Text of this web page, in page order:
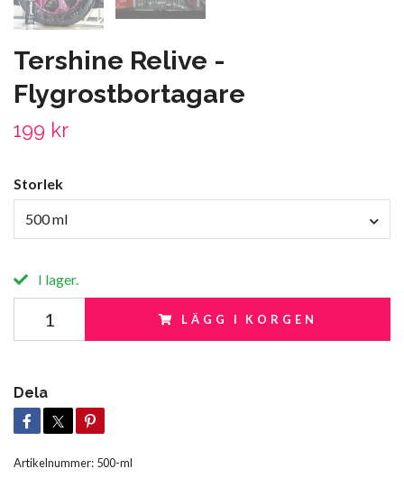
Tershine Relive -
Flygrostbortagare
199 kr
Storlek
500 ml
I lager.
LÄGG I KORGEN
Dela
Artikelnummer: 500-ml